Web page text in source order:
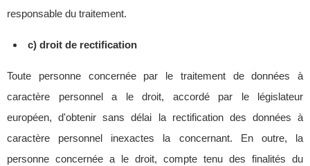
responsable du traitement.
c) droit de rectification
Toute personne concernée par le traitement de données à
caractère personnel a le droit, accordé par le législateur
européen, d'obtenir sans délai la rectification des données à
caractère personnel inexactes la concernant. En outre, la
personne concernée a le droit, compte tenu des finalités du